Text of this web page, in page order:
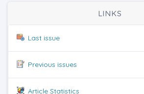
LINKS
Last issue
Previous issues
Article Statistics